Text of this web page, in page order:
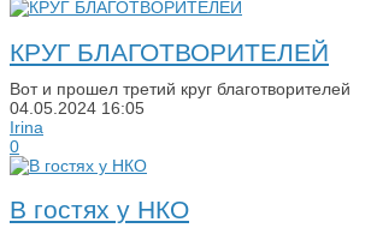
КРУГ БЛАГОТВОРИТЕЛЕЙ
Вот и прошел третий круг благотворителей
04.05.2024 16:05
Irina
0
В гостях у НКО